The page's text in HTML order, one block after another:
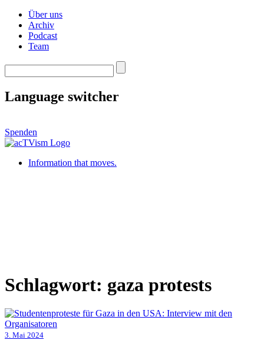
Über uns
Archiv
Podcast
Team
Language switcher
Spenden
Information that moves.
Schlagwort: gaza protests
3. Mai 2024